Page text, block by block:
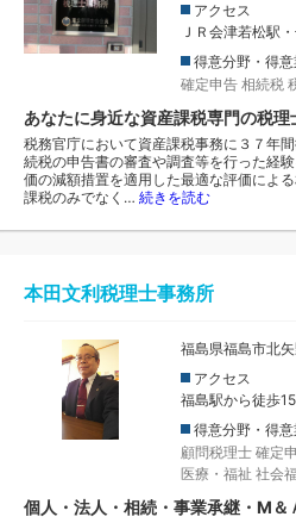
アクセス
ＪＲ会津若松駅
得意分野・得
確定申告 相続税
あなたに身近な資産課税専門の税理
税務官庁において資産課税事務に３７年
続税の申告書の審査や調査等を行った経
価の減額措置を適用した最適な評価によ
課税のみでなく… 続きを読む
本田文利税理士事務所
福島県福島市北
アクセス
福島駅から徒歩
得意分野・得
顧問税理士 確定
医療・福祉 社会
個人・法人・相続・事業承継・M＆